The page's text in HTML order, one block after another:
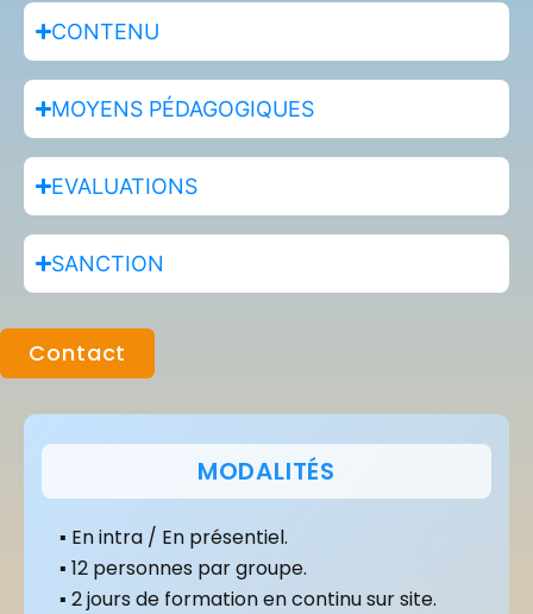
CONTENU
MOYENS PÉDAGOGIQUES
EVALUATIONS
SANCTION
Contact
MODALITÉS
▪ En intra / En présentiel.
▪ 12 personnes par groupe.
▪ 2 jours de formation en continu sur site.